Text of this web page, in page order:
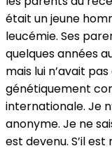
était un jeune
leucémie. Ses
quelques années
mais lui n’avait
génétiquement
internationale. Je
anonyme. Je ne
est devenu. S’il